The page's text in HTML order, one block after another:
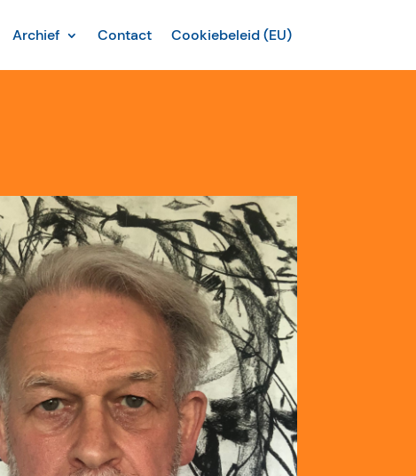
Archief Contact Cookiebeleid (EU)